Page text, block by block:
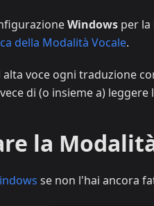
Windows per la
della Modalità Vocale.
alta voce ogni traduzione
di (o insieme a) leggere
la
se non l'hai ancora